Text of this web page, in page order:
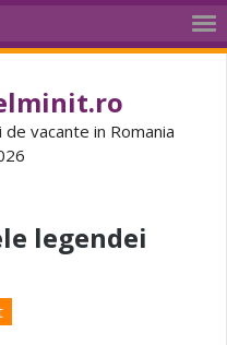
vacante in Romania
legendei